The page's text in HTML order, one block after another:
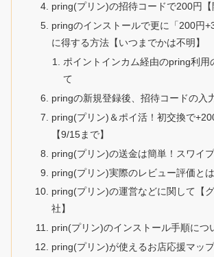
pring(プリン)の招待コードで200円【
pringのインストールで更に「200円
に得する方法【いつまでかは不明】
ポイントインカム経由のpring利用
て
pringの新規登録後、招待コードの入
pring(プリン)＆ポイ活！初交換で
【9/15まで】
pring(プリン)の送金は簡単！スワイ
pring(プリン)実際のレビュー評価とは
pring(プリン)の運営などに関して【
社】
prin(プリン)のインストール手順につ
pring(プリン)が使えるお店応援マップ